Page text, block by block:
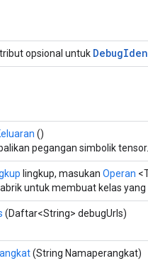
opsional untuk Debug
()
pegangan simbolik tensor.
lingkup, masukan Operan
untuk membuat kelas
(Daftar<String> debugUrls)
(String Namaperangkat)